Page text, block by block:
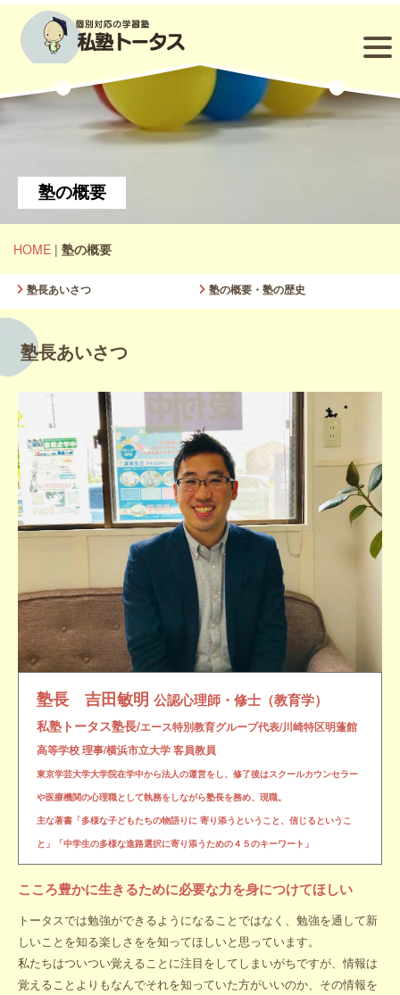
塾の概要
HOME | 塾の概要
塾長あいさつ 塾の概要・塾の歴史
塾長あいさつ
塾長 吉田敏明 公認心理師・修士（教育学）
私塾トータス塾長/エース特別教育グループ代表/川崎特区明蓬館
高等学校 理事/横浜市立大学 客員教員
東京学芸大学大学院在学中から法人の運営をし、修了後はスクールカウンセラー
や医療機関の心理職として執務をしながら塾長を務め、現職。
主な著書「多様な子どもたちの物語りに 寄り添うということ、信じるというこ
と」「中学生の多様な進路選択に寄り添うための４５のキーワート」
こころ豊かに生きるために必要な力を身につけてほしい
トータスでは勉強ができるようになることではなく、勉強を通して新
しいことを知る楽しさをを知ってほしいと思っています。
私たちはついつい覚えることに注目をしてしまいがちですが、情報は
覚えることよりもなんでそれを知っていた方がいいのか、その情報を